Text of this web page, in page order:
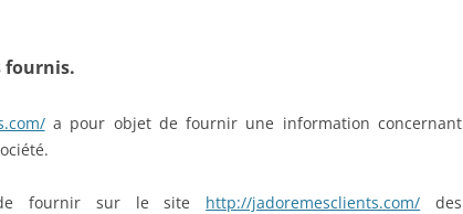
fournis.
a pour objet de fournir une information concernant
de fournir sur le site http://jadoremesclients.com/ des